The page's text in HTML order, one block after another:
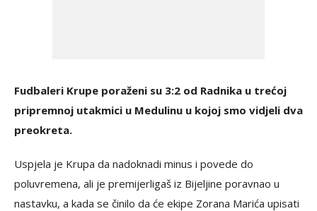
Fudbaleri Krupe poraženi su 3:2 od Radnika u trećoj
pripremnoj utakmici u Medulinu u kojoj smo vidjeli dva
preokreta.
Uspjela je Krupa da nadoknadi minus i povede do
poluvremena, ali je premijerligaš iz Bijeljine poravnao u
nastavku, a kada se činilo da će ekipe Zorana Marića upisati